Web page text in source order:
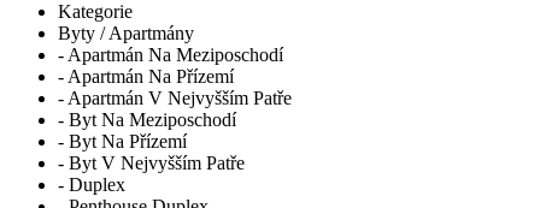
Kategorie
Byty / Apartmány
- Apartmán Na Meziposchodí
- Apartmán Na Přízemí
- Apartmán V Nejvyšším Patře
- Byt Na Meziposchodí
- Byt Na Přízemí
- Byt V Nejvyšším Patře
- Duplex